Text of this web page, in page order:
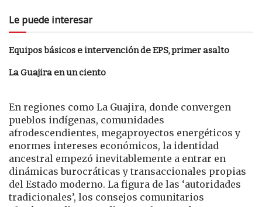
Le puede interesar
Equipos básicos e intervención de EPS, primer asalto
La Guajira en un ciento
En regiones como La Guajira, donde convergen
pueblos indígenas, comunidades
afrodescendientes, megaproyectos energéticos y
enormes intereses económicos, la identidad
ancestral empezó inevitablemente a entrar en
dinámicas burocráticas y transaccionales propias
del Estado moderno. La figura de las ‘autoridades
tradicionales’, los consejos comunitarios